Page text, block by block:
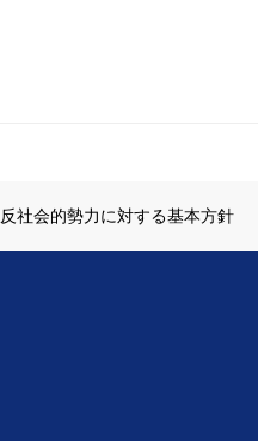
反社会的勢力に対する基本方針